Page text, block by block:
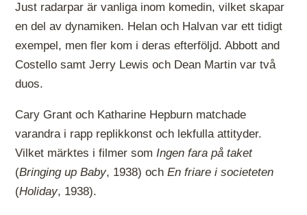
Just radarpar är vanliga inom komedin, vilket skapar
en del av dynamiken. Helan och Halvan var ett tidigt
exempel, men fler kom i deras efterföljd. Abbott and
Costello samt Jerry Lewis och Dean Martin var två
duos.
Cary Grant och Katharine Hepburn matchade
varandra i rapp replikkonst och lekfulla attityder.
Vilket märktes i filmer som Ingen fara på taket
(Bringing up Baby, 1938) och En friare i societeten
(Holiday, 1938).